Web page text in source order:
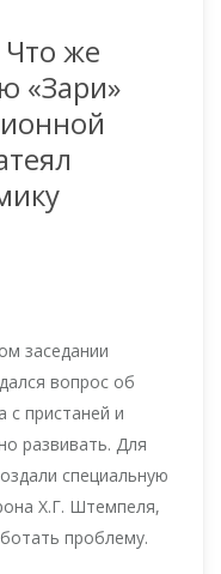
Что же
«Зари»
заседании
вопрос об
с пристаней и
развивать. Для
специальную
Х.Г. Штемпеля,
проблему.